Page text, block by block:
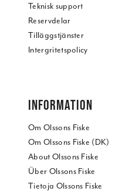
Teknisk support
Reservdelar
Tilläggstjänster
Intergritetspolicy
INFORMATION
Om Olssons Fiske
Om Olssons Fiske (DK)
About Olssons Fiske
Über Olssons Fiske
Tietoja Olssons Fiske